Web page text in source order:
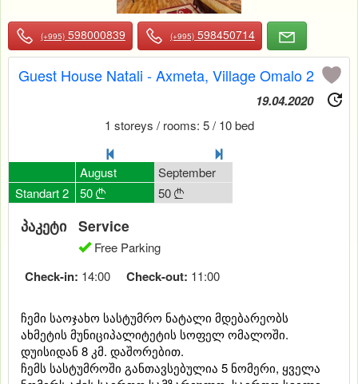
(+995) 598000839 (+995) 598450714
Guest House Natali - Axmeta, Village Omalo 2
19.04.2020
1 storeys / rooms: 5 / 10 bed
Standart 2
50
August
50 
September
50 
პაკეტი Service
Free Parking
Check-in: 14:00 Check-out: 11:00
ჩემი საოჯახო სასტუმრო ნატალი მდებარეობს
ახმეტის მუნიციპალიტეტის სოფელ ომალოში.
დუისიდან 8 კმ. დაშორებით.
ჩემს სასტუმროში განთავსებულია 5 ნომერი, ყველა